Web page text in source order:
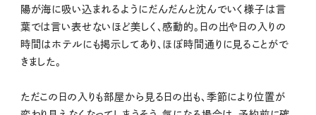
陽が海に吸い込まれるようにだんだんと沈んでいく様子は言
葉では言い表せないほど美しく、感動的。日の出や日の入りの
時間はホテルにも掲示してあり、ほぼ時間通りに見ることがで
きました。
ただこの日の入りも部屋から見る日の出も、季節により位置が